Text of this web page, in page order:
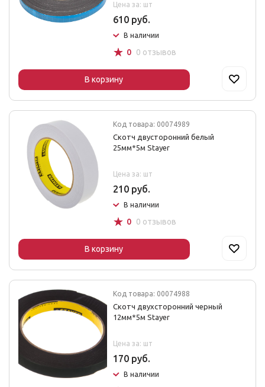
Цена за: шт
610 руб.
В наличии
☆ 0 0 отзывов
В корзину
Код товара: 00074989
Скотч двусторонний белый
25мм*5м Stayer
Цена за: шт
210 руб.
В наличии
☆ 0 0 отзывов
В корзину
Код товара: 00074988
Скотч двухсторонний черный
12мм*5м Stayer
Цена за: шт
170 руб.
В наличии